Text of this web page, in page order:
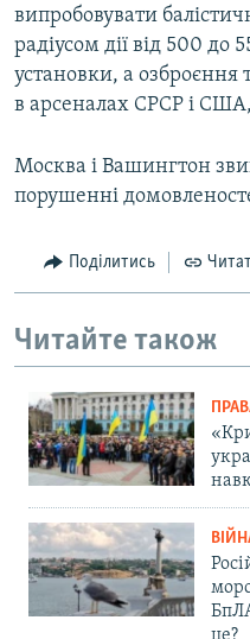
випробовувати
радіусом дії від 500 до
установки, а озброєння
в арсеналах СРСР і
Москва і Вашингтон
порушенні
Поділитись
Читайте також